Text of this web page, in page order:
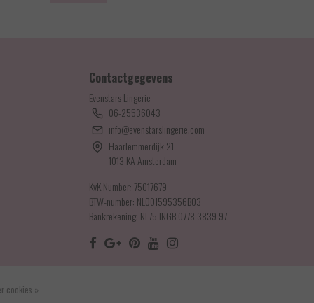
Contactgegevens
Evenstars Lingerie
06-25536043
info@evenstarslingerie.com
Haarlemmerdijk 21
1013 KA Amsterdam
KvK Number: 75017679
BTW-number: NL001595356B03
Bankrekening: NL75 INGB 0778 3839 97
cookies »